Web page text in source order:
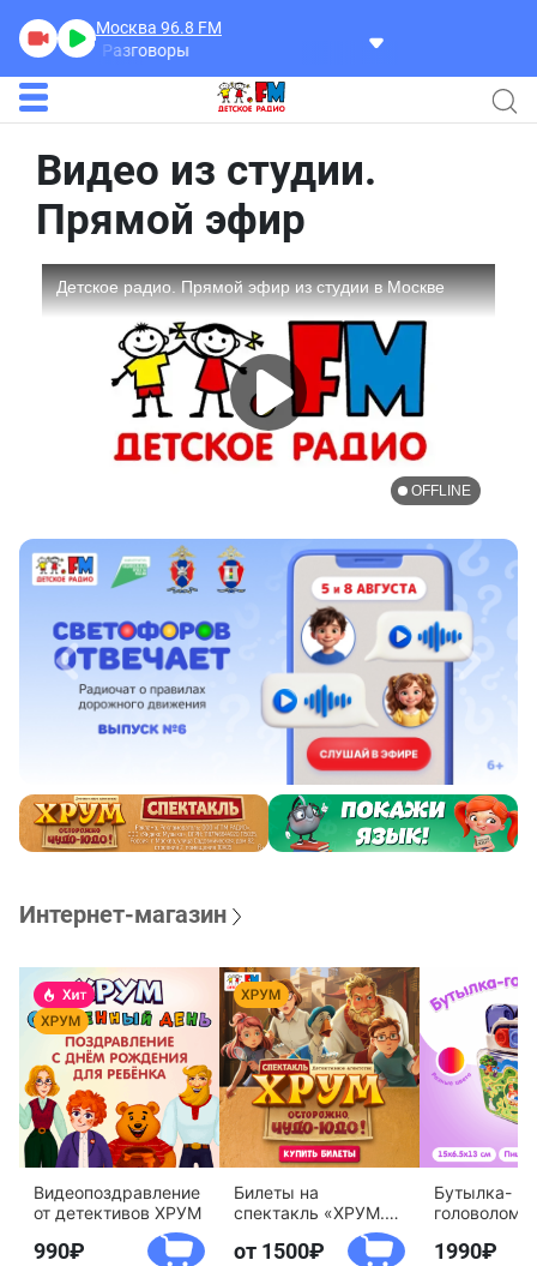
Москва 96.8 FM
Разговоры
Видео из студии.
Прямой эфир
Интернет-магазин
Видеопоздравление
от детективов ХРУМ
990
Билеты на
спектакль «ХРУМ.
Осторожно, Чудо-
Юдо!»
от 1500
Бутылка-
агентство
1990